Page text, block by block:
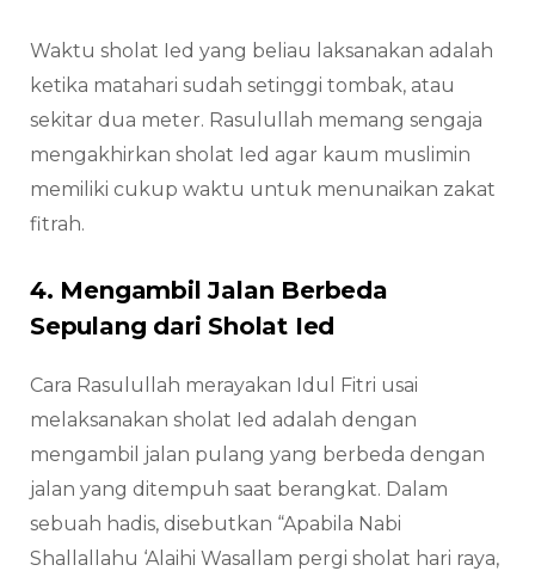
Waktu sholat Ied yang beliau laksanakan adalah
ketika matahari sudah setinggi tombak, atau
sekitar dua meter. Rasulullah memang sengaja
mengakhirkan sholat Ied agar kaum muslimin
memiliki cukup waktu untuk menunaikan zakat
fitrah.
4. Mengambil Jalan Berbeda
Sepulang dari Sholat Ied
Cara Rasulullah merayakan Idul Fitri usai
melaksanakan sholat Ied adalah dengan
mengambil jalan pulang yang berbeda dengan
jalan yang ditempuh saat berangkat. Dalam
sebuah hadis, disebutkan “Apabila Nabi
Shallallahu ‘Alaihi Wasallam pergi sholat hari raya,